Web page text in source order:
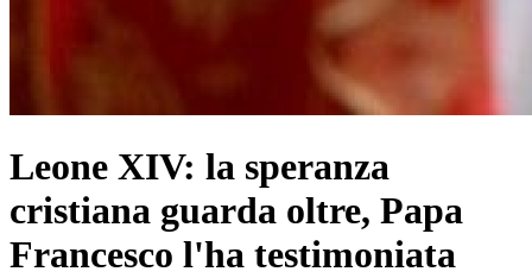
Leone XIV: la speranza
cristiana guarda oltre, Papa
Francesco l'ha testimoniata